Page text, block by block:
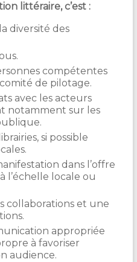
littéraire, c’est :
diversité des
compétentes
de pilotage.
avec les acteurs
notamment sur les
si possible
dans l’offre
l’échelle locale ou
collaborations et une
appropriée
à favoriser
audience.